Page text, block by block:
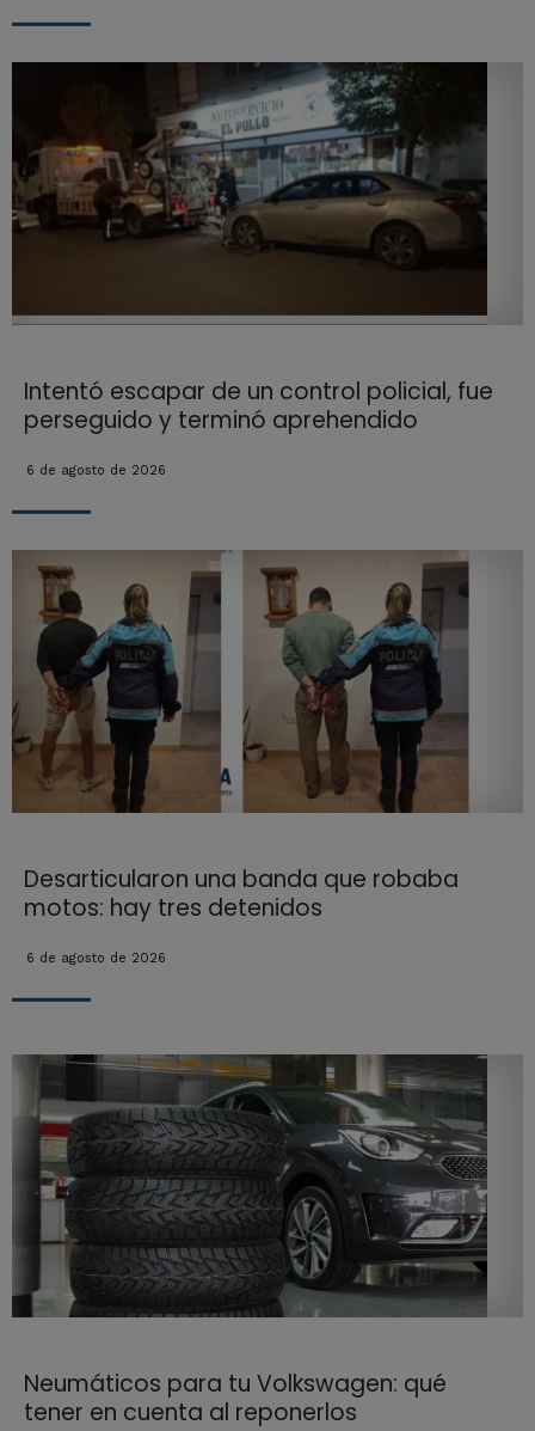
Intentó escapar de un control policial, fue
perseguido y terminó aprehendido
6 de agosto de 2026
Desarticularon una banda que robaba
motos: hay tres detenidos
6 de agosto de 2026
Neumáticos para tu Volkswagen: qué
tener en cuenta al reponerlos